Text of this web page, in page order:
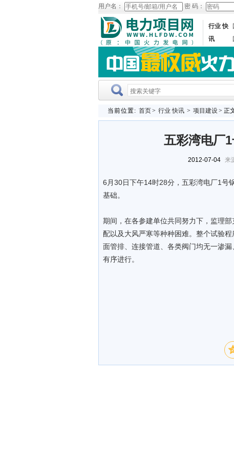
用户名： 密 码：
行业 快
讯
当前位置: 首页> 行业 快讯 > 项目建设> 正
五彩湾电厂
2012-07-04 来
6月30日下午14时28分，五彩湾电厂1号
基础。
期间，在各参建单位共同努力下，监理
配以及大风严寒等种种困难。整个试验
面管排、连接管道、各类阀门均无一渗
有序进行。